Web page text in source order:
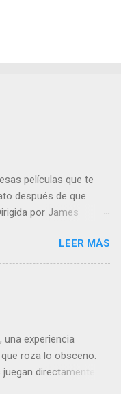
películas que te
después de que
por James
en los juicios de
Guerra Mundial ,
y uno de
LEER MÁS
una experiencia
roza lo obsceno.
directamente en